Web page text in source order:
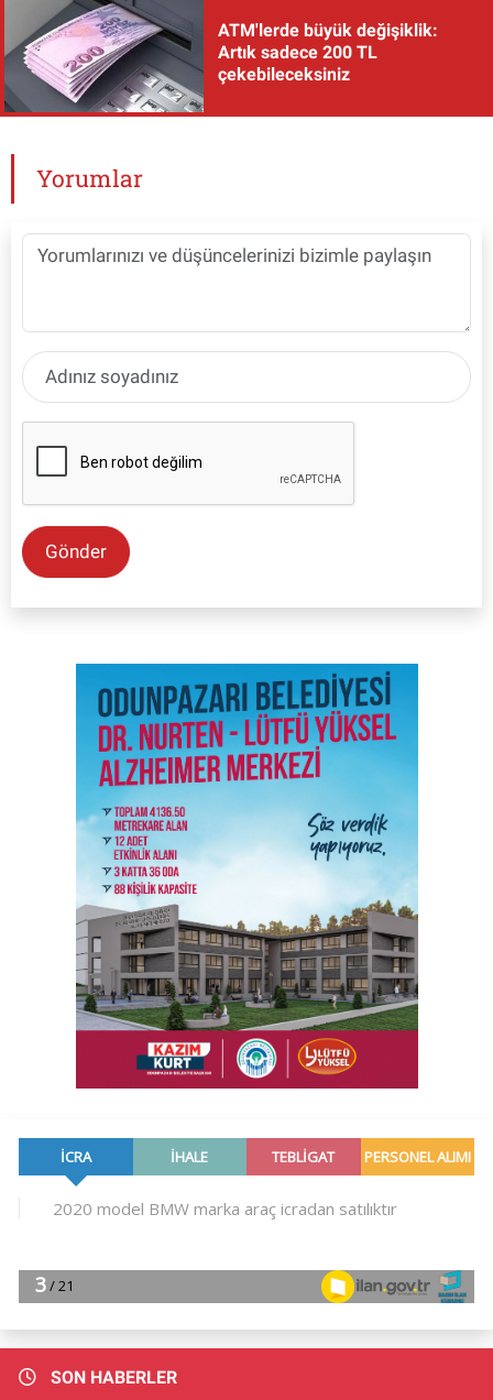
ATM'lerde büyük değişiklik:
Artık sadece 200 TL
çekebileceksiniz
Yorumlar
Gönder
SON HABERLER